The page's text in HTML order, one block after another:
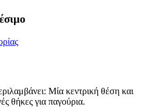
Μία κεντρική θέση και
θήκες για παγούρια.